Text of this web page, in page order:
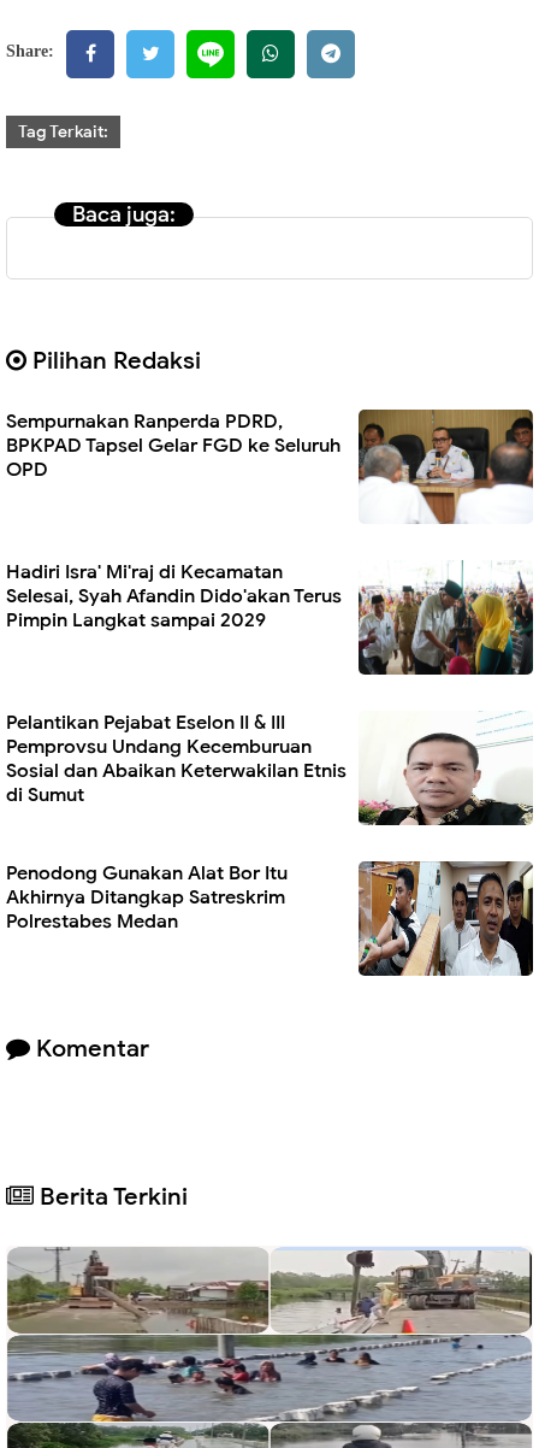
Share:
Tag Terkait:
Baca juga:
Pilihan Redaksi
Sempurnakan Ranperda PDRD,
BPKPAD Tapsel Gelar FGD ke Seluruh
OPD
Hadiri Isra' Mi'raj di Kecamatan
Selesai, Syah Afandin Dido'akan Terus
Pimpin Langkat sampai 2029
Pelantikan Pejabat Eselon II & III
Pemprovsu Undang Kecemburuan
Sosial dan Abaikan Keterwakilan Etnis
di Sumut
Penodong Gunakan Alat Bor Itu
Akhirnya Ditangkap Satreskrim
Polrestabes Medan
Komentar
Berita Terkini